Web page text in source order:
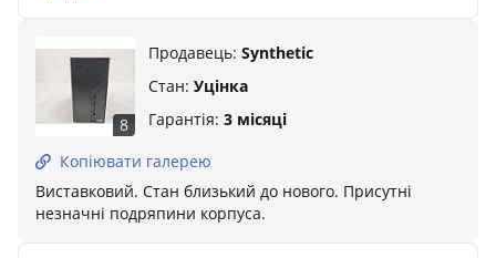
8
Продавець: Synthetic
Стан: Уцінка
Гарантія: 3 місяці
Копіювати галерею
Виставковий. Стан близький до нового. Присутні
незначні подряпини корпуса.